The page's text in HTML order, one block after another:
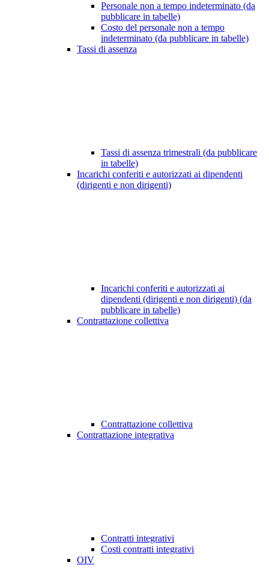
Personale non a tempo indeterminato (da
pubblicare in tabelle)
Costo del personale non a tempo
indeterminato (da pubblicare in tabelle)
Tassi di assenza
Tassi di assenza trimestrali (da pubblicare
in tabelle)
Incarichi conferiti e autorizzati ai dipendenti
(dirigenti e non dirigenti)
Incarichi conferiti e autorizzati ai
dipendenti (dirigenti e non dirigenti) (da
pubblicare in tabelle)
Contrattazione collettiva
Contrattazione collettiva
Contrattazione integrativa
Contratti integrativi
Costi contratti integrativi
OIV